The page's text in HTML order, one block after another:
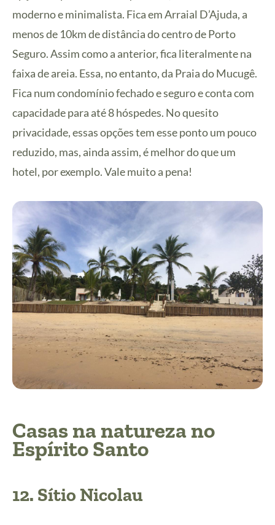
moderno e minimalista. Fica em Arraial D’Ajuda, a
menos de 10km de distância do centro de Porto
Seguro. Assim como a anterior, fica literalmente na
faixa de areia. Essa, no entanto, da Praia do Mucugê.
Fica num condomínio fechado e seguro e conta com
capacidade para até 8 hóspedes. No quesito
privacidade, essas opções tem esse ponto um pouco
reduzido, mas, ainda assim, é melhor do que um
hotel, por exemplo. Vale muito a pena!
Casas na natureza no
Espírito Santo
12. Sítio Nicolau